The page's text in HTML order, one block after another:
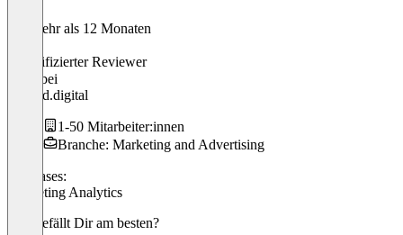
Vor mehr als 12 Monaten
Verifizierter Reviewer
bei
hooked.digital
1-50 Mitarbeiter:innen
Branche: Marketing and Advertising
Use cases:
Marketing Analytics
Was gefällt Dir am besten?